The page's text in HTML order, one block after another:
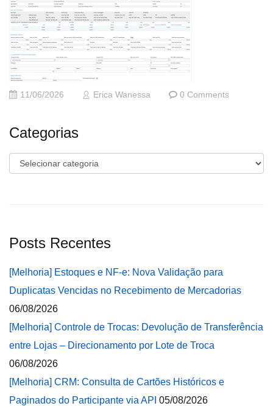
11/06/2026 Erica Wanessa 0 Comments
Categorias
Categorias
Posts Recentes
[Melhoria] Estoques e NF-e: Nova Validação para
Duplicatas Vencidas no Recebimento de Mercadorias
06/08/2026
[Melhoria] Controle de Trocas: Devolução de Transferência
entre Lojas – Direcionamento por Lote de Troca
06/08/2026
[Melhoria] CRM: Consulta de Cartões Históricos e
Paginados do Participante via API 05/08/2026